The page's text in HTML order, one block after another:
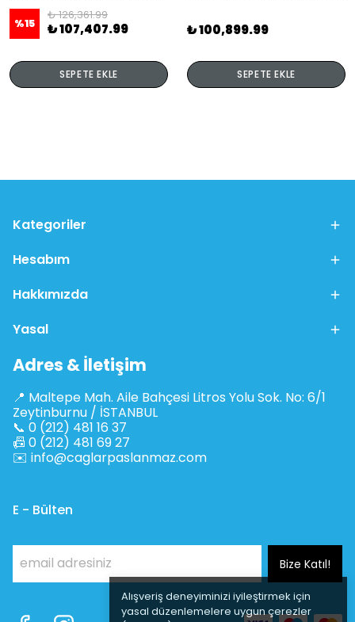
Alışveriş deneyiminizi iyileştirmek için
yasal düzenlemelere uygun çerezler
%15
₺ 126,361.99
₺ 107,407.99
SEPETE EKLE
₺ 100,899.99
SEPETE EKLE
Kategoriler
Hesabım
Hakkımızda
Yasal
Adres & İletişim
📍 Maltepe Mah. Aile Bahçesi Litros Yolu Sok. No: 6/1
Zeytinburnu / İSTANBUL
📞 0 (212) 481 16 37
📠 0 (212) 481 69 27
✉️ info@caglarpaslanmaz.com
E - Bülten
Bize Katıl!